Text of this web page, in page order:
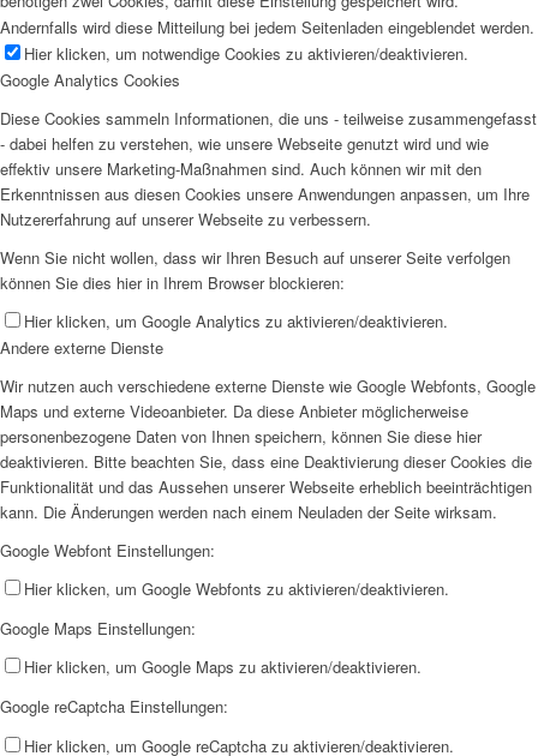
Andernfalls wird diese Mitteilung bei jedem Seitenladen eingeblendet werden.
Hier klicken, um notwendige Cookies zu aktivieren/deaktivieren.
Google Analytics Cookies
Diese Cookies sammeln Informationen, die uns - teilweise zusammengefasst
- dabei helfen zu verstehen, wie unsere Webseite genutzt wird und wie
effektiv unsere Marketing-Maßnahmen sind. Auch können wir mit den
Erkenntnissen aus diesen Cookies unsere Anwendungen anpassen, um Ihre
Nutzererfahrung auf unserer Webseite zu verbessern.
Wenn Sie nicht wollen, dass wir Ihren Besuch auf unserer Seite verfolgen
können Sie dies hier in Ihrem Browser blockieren:
Hier klicken, um Google Analytics zu aktivieren/deaktivieren.
Andere externe Dienste
Wir nutzen auch verschiedene externe Dienste wie Google Webfonts, Google
Maps und externe Videoanbieter. Da diese Anbieter möglicherweise
personenbezogene Daten von Ihnen speichern, können Sie diese hier
deaktivieren. Bitte beachten Sie, dass eine Deaktivierung dieser Cookies die
Funktionalität und das Aussehen unserer Webseite erheblich beeinträchtigen
kann. Die Änderungen werden nach einem Neuladen der Seite wirksam.
Google Webfont Einstellungen:
Hier klicken, um Google Webfonts zu aktivieren/deaktivieren.
Google Maps Einstellungen:
Hier klicken, um Google Maps zu aktivieren/deaktivieren.
Google reCaptcha Einstellungen:
Hier klicken, um Google reCaptcha zu aktivieren/deaktivieren.